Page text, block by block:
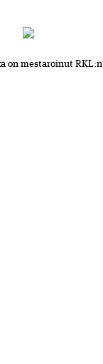
on mestaroinut RKL:n